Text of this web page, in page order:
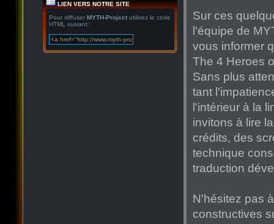
LIEN VERS NOTRE SITE
Pour diffuser MYTH-Project utilisez le code
HTML suivant:
Sur ces
l'équipe de
vous informer
The 4 Heroes
Sans plus
tant
l'intérieur à la
invitons à lire
crédits, des
technique
traduction
N'hésitez pas
constructives